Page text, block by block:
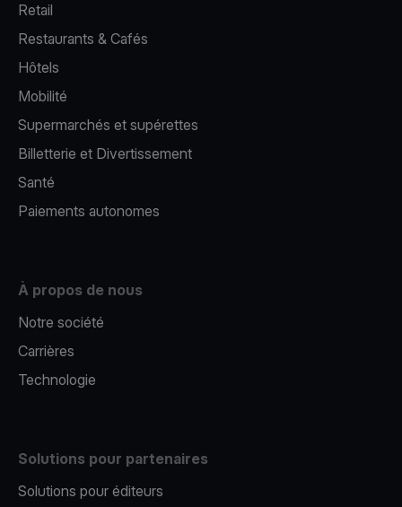
Retail
Restaurants & Cafés
Hôtels
Mobilité
Supermarchés et supérettes
Billetterie et Divertissement
Santé
Paiements autonomes
À propos de nous
Notre société
Carrières
Technologie
Solutions pour partenaires
Solutions pour éditeurs​